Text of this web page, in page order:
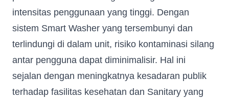
intensitas penggunaan yang tinggi. Dengan
sistem Smart Washer yang tersembunyi dan
terlindungi di dalam unit, risiko kontaminasi silang
antar pengguna dapat diminimalisir. Hal ini
sejalan dengan meningkatnya kesadaran publik
terhadap fasilitas kesehatan dan Sanitary yang